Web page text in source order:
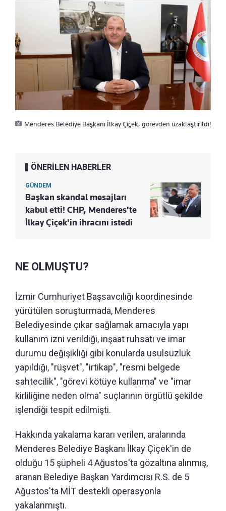
Menderes Belediye Başkanı İlkay Çiçek, görevden uzaklaştırıldı!
ÖNERİLEN HABERLER
GÜNDEM
Başkan skandal mesajları
kabul etti! CHP, Menderes'te
İlkay Çiçek'in ihracını istedi
NE OLMUŞTU?
İzmir Cumhuriyet Başsavcılığı koordinesinde
yürütülen soruşturmada, Menderes
Belediyesinde çıkar sağlamak amacıyla yapı
kullanım izni verildiği, inşaat ruhsatı ve imar
durumu değişikliği gibi konularda usulsüzlük
yapıldığı, "rüşvet", "irtikap", "resmi belgede
sahtecilik", "görevi kötüye kullanma" ve "imar
kirliliğine neden olma" suçlarının örgütlü şekilde
işlendiği tespit edilmişti.
Hakkında yakalama kararı verilen, aralarında
Menderes Belediye Başkanı İlkay Çiçek'in de
olduğu 15 şüpheli 4 Ağustos'ta gözaltına alınmış,
aranan Belediye Başkan Yardımcısı R.S. de 5
Ağustos'ta MİT destekli operasyonla
yakalanmıştı.